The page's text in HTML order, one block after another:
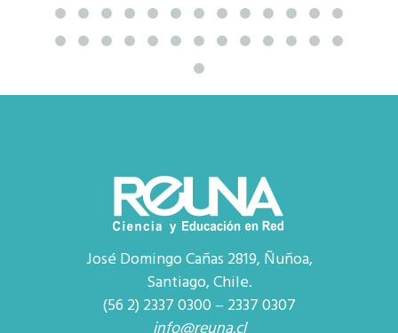
José Domingo Cañas 2819, Ñuñoa,
Santiago, Chile.
(56 2) 2337 0300 – 2337 0307